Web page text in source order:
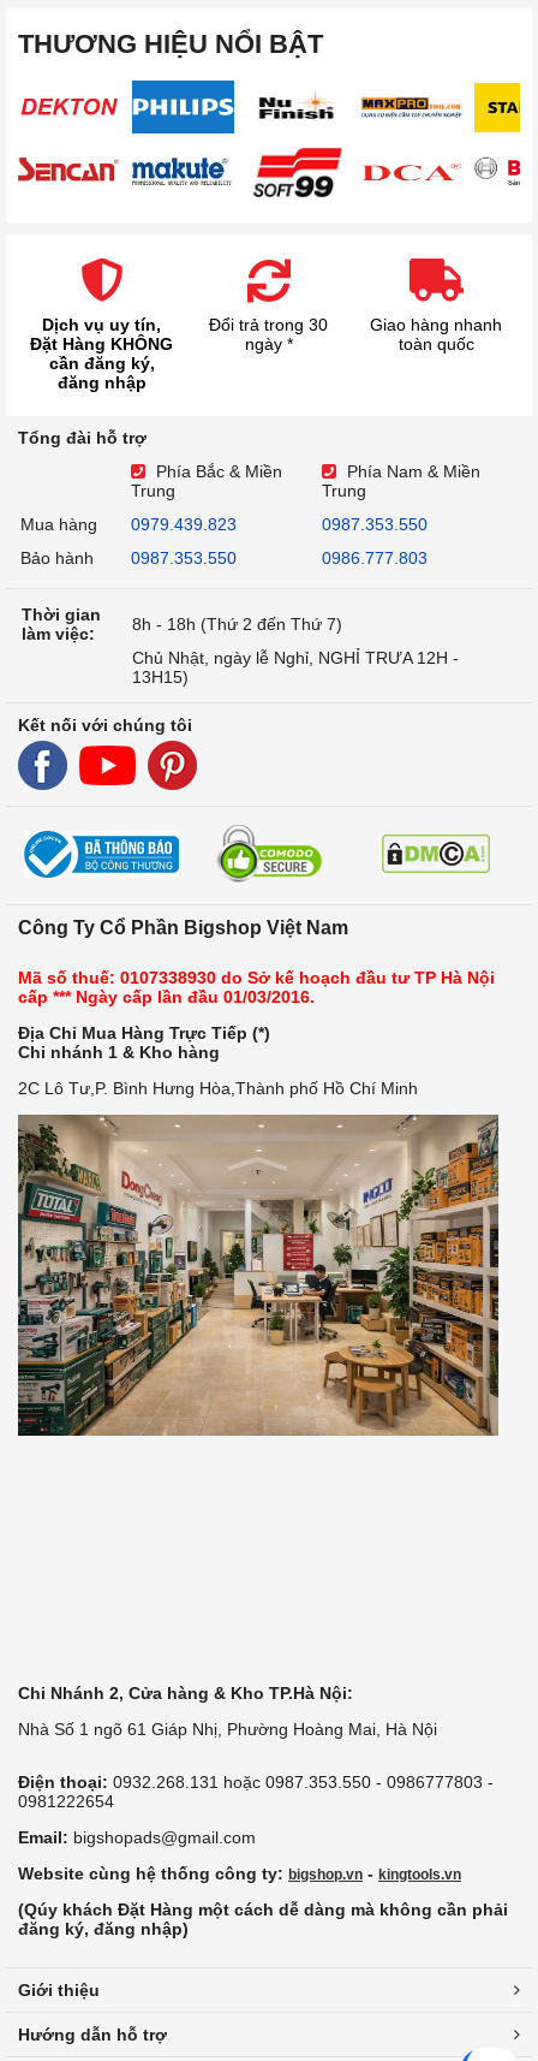
THƯƠNG HIỆU NỔI BẬT
Dịch vụ uy tín,
Đặt Hàng KHÔNG
cần đăng ký,
đăng nhập
Đổi trả trong 30
ngày *
Giao hàng nhanh
toàn quốc
Tổng đài hỗ trợ
Phía Bắc & Miền
Trung
Phía Nam & Miền
Trung
Mua hàng
0979.439.823
0987.353.550
Bảo hành
0987.353.550 0986.777.803
Thời gian
làm việc:
8h - 18h (Thứ 2 đến Thứ 7)
Chủ Nhật, ngày lễ Nghỉ, NGHỈ TRƯA 12H -
13H15)
Kết nối với chúng tôi
Công Ty Cổ Phần Bigshop Việt Nam
Mã số thuế: 0107338930 do Sở kế hoạch đầu tư TP Hà Nội
cấp *** Ngày cấp lần đầu 01/03/2016.
Địa Chỉ Mua Hàng Trực Tiếp (*)
Chi nhánh 1 & Kho hàng
2C Lô Tư,P. Bình Hưng Hòa,Thành phố Hồ Chí Minh
Chi Nhánh 2, Cửa hàng & Kho TP.Hà Nội:
Nhà Số 1 ngõ 61 Giáp Nhị, Phường Hoàng Mai, Hà Nội
Điện thoại: 0932.268.131 hoặc 0987.353.550 - 0986777803 -
0981222654
Email: bigshopads@gmail.com
Website cùng hệ thống công ty: bigshop.vn - kingtools.vn
(Qúy khách Đặt Hàng một cách dễ dàng mà không cần phải
đăng ký, đăng nhập)
Giới thiệu
Hướng dẫn hỗ trợ